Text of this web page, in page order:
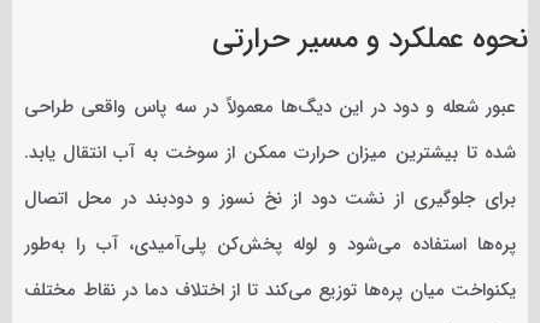
نحوه عملکرد و مسیر حرارتی
عبور شعله و دود در این دیگ‌ها معمولاً در سه پاس واقعی طراحی
شده تا بیشترین میزان حرارت ممکن از سوخت به آب انتقال یابد.
برای جلوگیری از نشت دود از نخ نسوز و دودبند در محل اتصال
پره‌ها استفاده می‌شود و لوله پخش‌کن پلی‌آمیدی، آب را به‌طور
یکنواخت میان پره‌ها توزیع می‌کند تا از اختلاف دما در نقاط مختلف